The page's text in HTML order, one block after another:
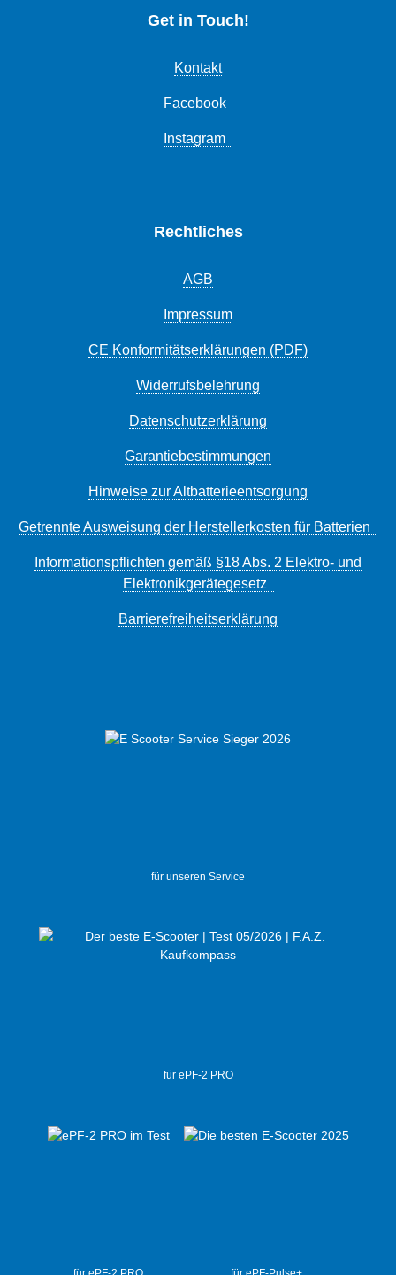
Get in Touch!
Kontakt
Facebook
Instagram
Rechtliches
AGB
Impressum
CE Konformitätserklärungen (PDF)
Widerrufsbelehrung
Datenschutzerklärung
Garantiebestimmungen
Hinweise zur Altbatterieentsorgung
Getrennte Ausweisung der Herstellerkosten für Batterien
Informationspflichten gemäß §18 Abs. 2 Elektro- und
Elektronikgerätegesetz
Barrierefreiheitserklärung
für unseren Service
für ePF-2 PRO